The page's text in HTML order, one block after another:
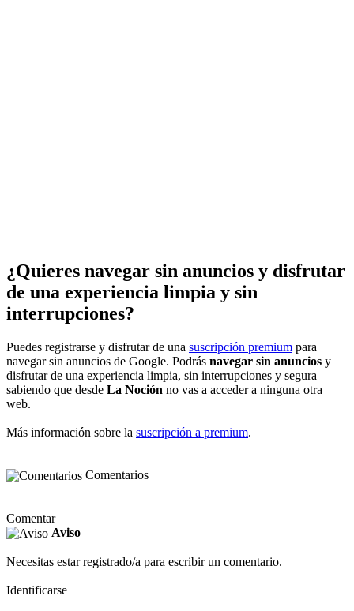
¿Quieres navegar sin anuncios y disfrutar
de una experiencia limpia y sin
interrupciones?
Puedes registrarse y disfrutar de una suscripción premium para
navegar sin anuncios de Google. Podrás navegar sin anuncios y
disfrutar de una experiencia limpia, sin interrupciones y segura
sabiendo que desde La Noción no vas a acceder a ninguna otra
web.
Más información sobre la suscripción a premium.
Comentarios
Comentar
Aviso
Necesitas estar registrado/a para escribir un comentario.
Identificarse